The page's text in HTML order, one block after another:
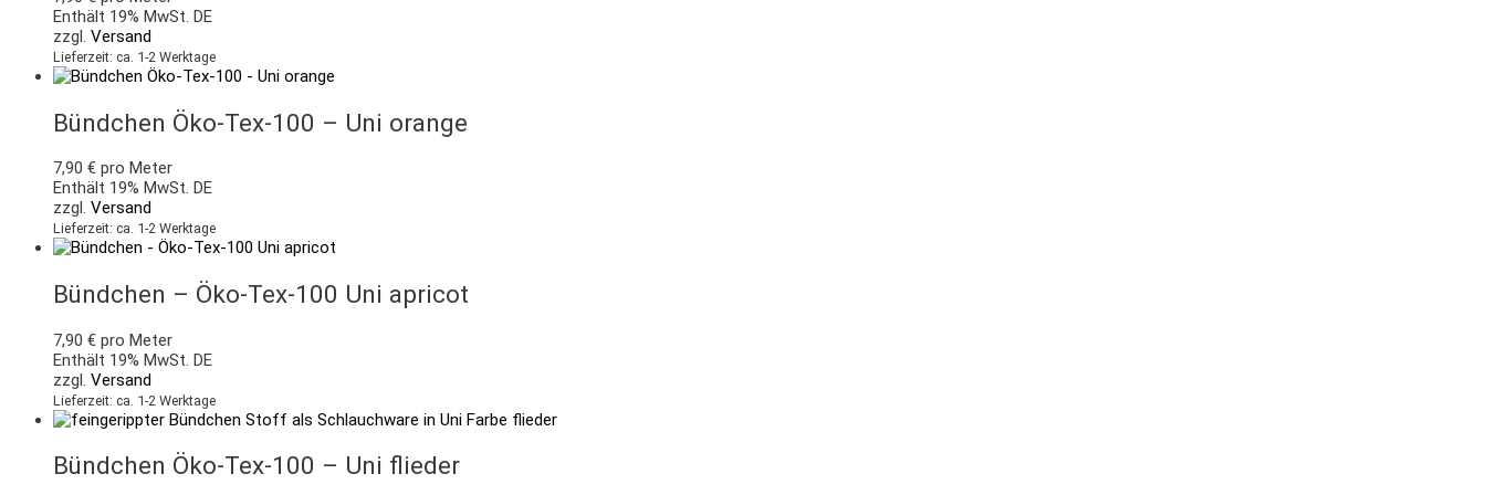
Enthält 19% MwSt. DE
zzgl. Versand
Lieferzeit: ca. 1-2 Werktage
Bündchen Öko-Tex-100 – Uni orange
7,90 € pro Meter
Enthält 19% MwSt. DE
zzgl. Versand
Lieferzeit: ca. 1-2 Werktage
Bündchen – Öko-Tex-100 Uni apricot
7,90 € pro Meter
Enthält 19% MwSt. DE
zzgl. Versand
Lieferzeit: ca. 1-2 Werktage
Bündchen Öko-Tex-100 – Uni flieder